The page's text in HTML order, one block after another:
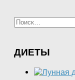
Найти:
ДИЕТЫ